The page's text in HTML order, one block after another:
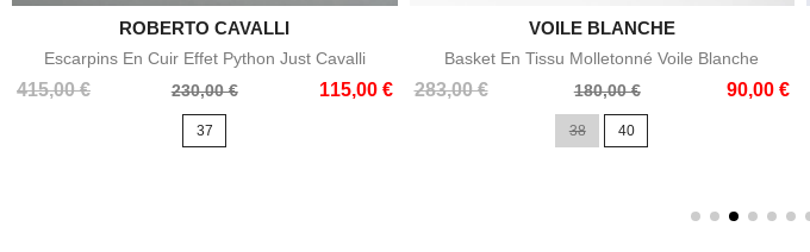
Aperçu rapide
ROBERTO CAVALLI
Escarpins En Cuir Effet Python Just Cavalli
415,00 €
Prix
230,00 € 115,00 €
Prix
37
Aperçu rapide
VOILE BLANCHE
Basket En Tissu Molletonné Voile Blanche
283,00 €
Prix
180,00 € 90,00 €
Prix
38 40